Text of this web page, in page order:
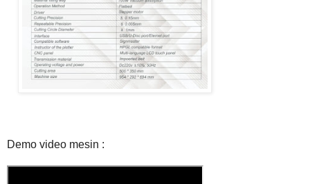
Demo video mesin :